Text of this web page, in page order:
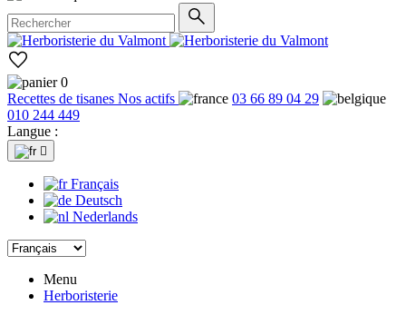
0
Recettes de tisanes Nos actifs
03 66 89 04 29
010 244 449
Langue :

Français
Deutsch
Nederlands
Menu
Herboristerie